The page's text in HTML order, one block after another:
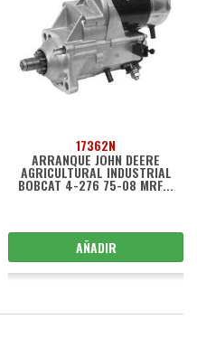
17362N
ARRANQUE JOHN DEERE
AGRICULTURAL INDUSTRIAL
BOBCAT 4-276 75-08 MRF...
AÑADIR